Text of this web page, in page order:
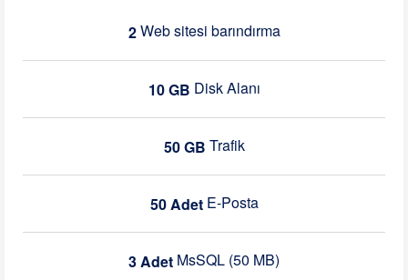
2Web sitesi barındırma
10 GB Disk Alanı
50 GB Trafik
50 AdetE-Posta
3 Adet MsSQL (50 MB)